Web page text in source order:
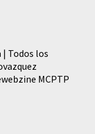
| Todos los
MCPTP